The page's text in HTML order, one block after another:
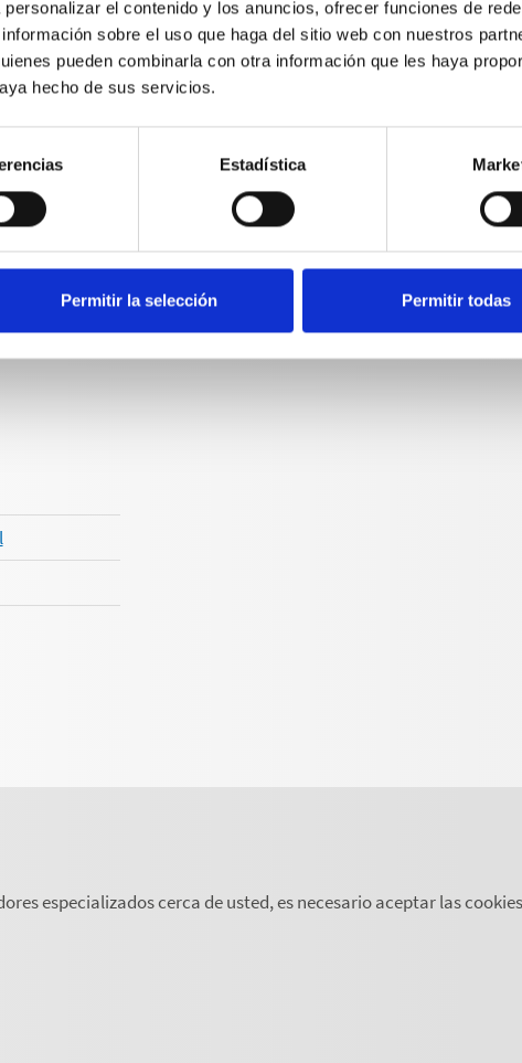
el contenido y los anuncios, ofrecer funciones de
sobre el uso que haga del sitio web con nuestros
pueden combinarla con otra información que les haya
hecho de sus servicios.
Estadística
Permitir la selección Permitir todas
especializados cerca de usted, es necesario aceptar las